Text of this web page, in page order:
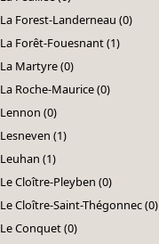
La Forest-Landerneau (0)
La Forêt-Fouesnant (1)
La Martyre (0)
La Roche-Maurice (0)
Lennon (0)
Lesneven (1)
Leuhan (1)
Le Cloître-Pleyben (0)
Le Cloître-Saint-Thégonnec (0)
Le Conquet (0)